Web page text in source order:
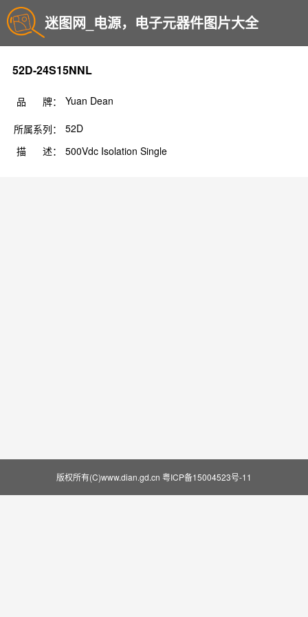
迷图网_电源，电子元器件图片大全
52D-24S15NNL
品 牌： Yuan Dean
所属系列：
52D
描 述：
500Vdc Isolation Single
版权所有(C)www.dian.gd.cn 粤ICP备15004523号-11